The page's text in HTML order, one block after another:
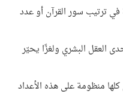
في ترتيب سور القرآن أو عدد
العقل البشري ولغزًا يحيّر
كلها منظومة على هذه الأعداد